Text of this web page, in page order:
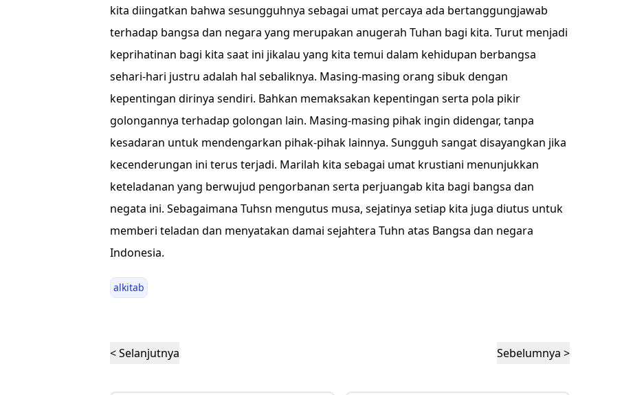
kita diingatkan bahwa sesungguhnya sebagai umat percaya ada bertanggungjawab
terhadap bangsa dan negara yang merupakan anugerah Tuhan bagi kita. Turut menjadi
keprihatinan bagi kita saat ini jikalau yang kita temui dalam kehidupan berbangsa
sehari-hari justru adalah hal sebaliknya. Masing-masing orang sibuk dengan
kepentingan dirinya sendiri. Bahkan memaksakan kepentingan serta pola pikir
golongannya terhadap golongan lain. Masing-masing pihak ingin didengar, tanpa
kesadaran untuk mendengarkan pihak-pihak lainnya. Sungguh sangat disayangkan jika
kecenderungan ini terus terjadi. Marilah kita sebagai umat krustiani menunjukkan
keteladanan yang berwujud pengorbanan serta perjuangab kita bagi bangsa dan
negata ini. Sebagaimana Tuhsn mengutus musa, sejatinya setiap kita juga diutus untuk
memberi teladan dan menyatakan damai sejahtera Tuhn atas Bangsa dan negara
Indonesia.
alkitab
< Selanjutnya Sebelumnya >